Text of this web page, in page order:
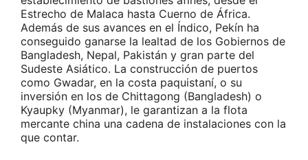
Estrecho de Malaca hasta Cuerno de África.
Además de sus avances en el Índico, Pekín ha
conseguido ganarse la lealtad de los Gobiernos de
Bangladesh, Nepal, Pakistán y gran parte del
Sudeste Asiático. La construcción de puertos
como Gwadar, en la costa paquistaní, o su
inversión en los de Chittagong (Bangladesh) o
Kyaupky (Myanmar), le garantizan a la flota
mercante china una cadena de instalaciones con la
que contar.